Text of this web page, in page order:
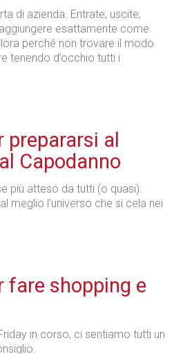
di azienda. Entrate, uscite,
esattamente come
perché non trovare il modo
tenendo d’occhio tutti i
al
Capodanno
più atteso da tutti (o quasi):
meglio l'universo che si cela nei
fare shopping e
in corso, ci sentiamo tutti un